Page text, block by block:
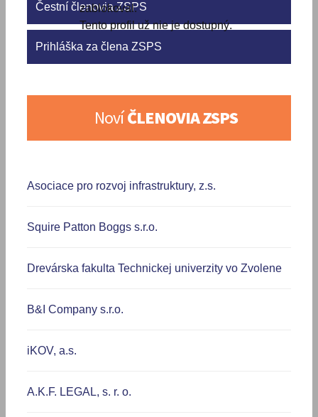
zablokoval.
Tento profil už nie je dostupný.
Čestní členovia ZSPS
Prihláška za člena ZSPS
NovíČLENOVIA ZSPS
Asociace pro rozvoj infrastruktury, z.s.
Squire Patton Boggs s.r.o.
Drevárska fakulta Technickej univerzity vo Zvolene
B&I Company s.r.o.
iKOV, a.s.
A.K.F. LEGAL, s. r. o.